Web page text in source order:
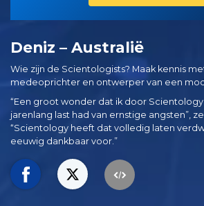
Deniz – Australië
Wie zijn de Scientologists? Maak kennis
medeoprichter en ontwerper van een
“Een groot wonder dat ik door
jarenlang last had van ernstige angsten”,
“Scientology heeft dat volledig laten
eeuwig dankbaar voor.”